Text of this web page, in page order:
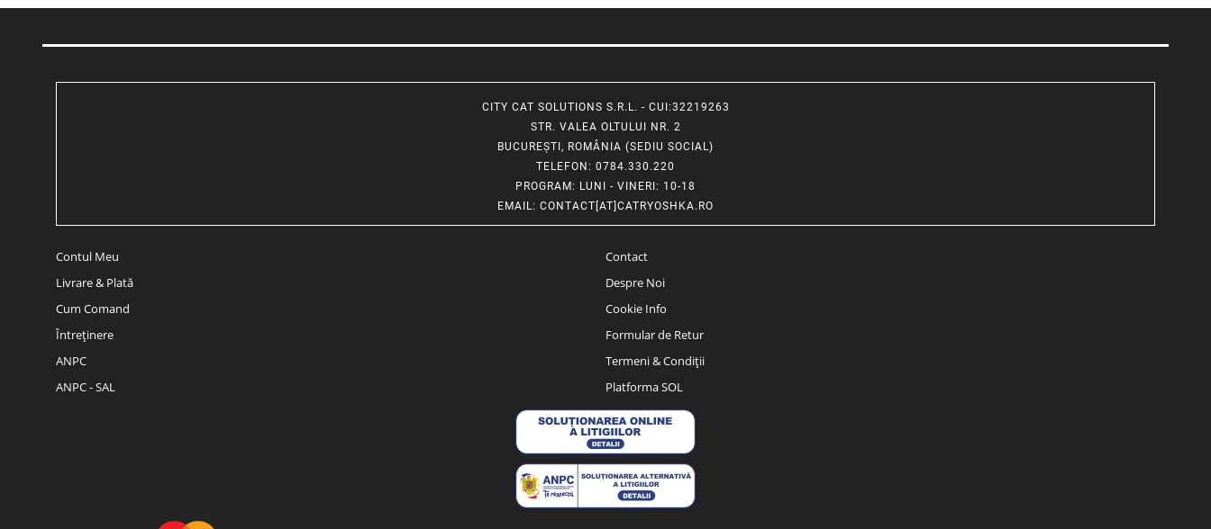
CITY CAT SOLUTIONS S.R.L. - CUI:32219263
STR. VALEA OLTULUI NR. 2
BUCUREȘTI, ROMÂNIA (SEDIU SOCIAL)
TELEFON : 0784.330.220
PROGRAM: LUNI - VINERI: 10-18
EMAIL: CONTACT[AT]CATRYOSHKA.RO
Contul Meu
Livrare & Plată
Cum Comand
Întreținere
ANPC
ANPC - SAL
Contact
Despre Noi
Cookie Info
Formular de Retur
Termeni & Condiții
Platforma SOL